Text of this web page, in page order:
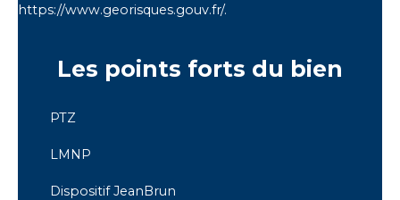
https://www.georisques.gouv.fr/.
Les points forts du bien
PTZ
LMNP
Dispositif JeanBrun